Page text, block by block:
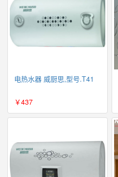
电热水器 威厨思,型号.T41
￥437